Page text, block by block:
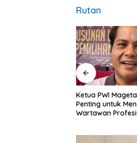
Rutan
Ketua PWI
Penting untuk
Wartawan